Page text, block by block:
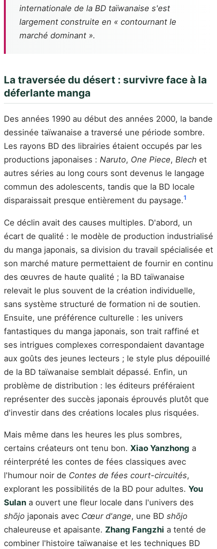
internationale de la BD taïwanaise s'est
largement construite en « contournant le
marché dominant ».
La traversée du désert : survivre face à la
déferlante manga
Des années 1990 au début des années 2000, la bande
dessinée taïwanaise a traversé une période sombre.
Les rayons BD des librairies étaient occupés par les
productions japonaises : Naruto, One Piece, Blech et
autres séries au long cours sont devenus le langage
commun des adolescents, tandis que la BD locale
disparaissait presque entièrement du paysage.1
Ce déclin avait des causes multiples. D'abord, un
écart de qualité : le modèle de production industrialisé
du manga japonais, sa division du travail spécialisée et
son marché mature permettaient de fournir en continu
des œuvres de haute qualité ; la BD taïwanaise
relevait le plus souvent de la création individuelle,
sans système structuré de formation ni de soutien.
Ensuite, une préférence culturelle : les univers
fantastiques du manga japonais, son trait raffiné et
ses intrigues complexes correspondaient davantage
aux goûts des jeunes lecteurs ; le style plus dépouillé
de la BD taïwanaise semblait dépassé. Enfin, un
problème de distribution : les éditeurs préféraient
représenter des succès japonais éprouvés plutôt que
d'investir dans des créations locales plus risquées.
Mais même dans les heures les plus sombres,
certains créateurs ont tenu bon. Xiao Yanzhong a
réinterprété les contes de fées classiques avec
l'humour noir de Contes de fées court-circuités,
explorant les possibilités de la BD pour adultes. You
Sulan a ouvert une fleur locale dans l'univers des
shōjo japonais avec Cœur d'ange, une BD shōjo
chaleureuse et apaisante. Zhang Fangzhi a tenté de
combiner l'histoire taïwanaise et les techniques BD